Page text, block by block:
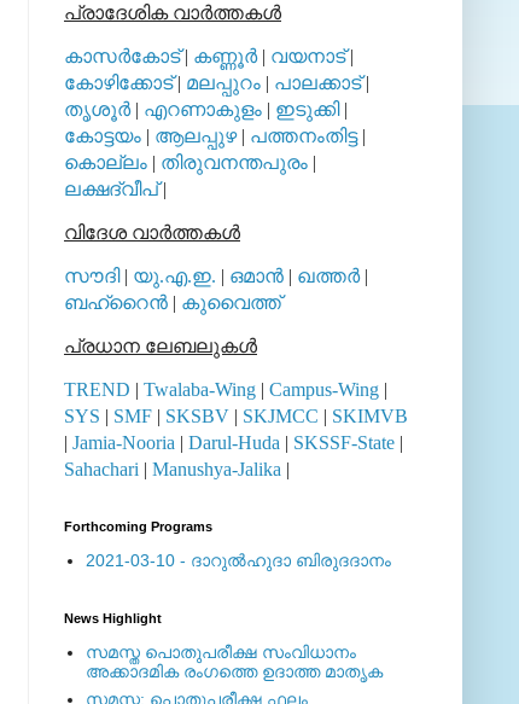
പ്രാദേശിക വാര്‍ത്തകള്‍
കാസര്‍കോട്| കണ്ണൂര്‍| വയനാട്|
കോഴിക്കോട്| മലപ്പുറം | പാലക്കാട്|
തൃശൂര്‍| എറണാകുളം | ഇടുക്കി|
കോട്ടയം | ആലപ്പുഴ| പത്തനംതിട്ട|
കൊല്ലം | തിരുവനന്തപുരം |
ലക്ഷദ്വീപ്|
വിദേശ വാര്‍ത്തകള്‍
സൗദി| യു.എ.ഇ. | ഒമാന്‍ | ഖത്തര്‍|
ബഹ്റൈന്‍ | കുവൈത്ത്
പ്രധാന ലേബലുകള്‍
TREND | Twalaba-Wing | Campus-Wing |
SYS | SMF | SKSBV | SKJMCC | SKIMVB
| Jamia-Nooria | Darul-Huda | SKSSF-State |
Sahachari | Manushya-Jalika |
Forthcoming Programs
2021-03-10 - ദാറുല്‍ഹുദാ ബിരുദദാനം
News Highlight
സമസ്ത പൊതുപരീക്ഷ സംവിധാനം
അക്കാദമിക രംഗത്തെ ഉദാത്ത മാതൃക
സമസ്ത: പൊതുപരീക്ഷ ഫലം